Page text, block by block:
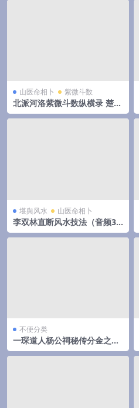
山医命相卜 紫微斗数
北派河洛紫微斗数纵横录 楚天
云阔
堪舆风水 山医命相卜
李双林直断风水技法（音频31
集）
不便分类
一琛道人杨公祠秘传分金之胎
骨线法（高清晰版本）